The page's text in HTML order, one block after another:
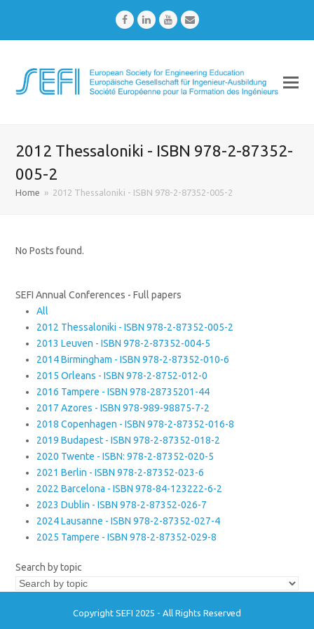
FacebookLinkedInYoutubeEmail
2012 Thessaloniki - ISBN 978-2-87352-
005-2
Home » 2012 Thessaloniki - ISBN 978-2-87352-005-2
No Posts found.
SEFI Annual Conferences - Full papers
All
2012 Thessaloniki - ISBN 978-2-87352-005-2
2013 Leuven - ISBN 978-2-87352-004-5
2014 Birmingham - ISBN 978-2-87352-010-6
2015 Orleans - ISBN 978-2-8752-012-0
2016 Tampere - ISBN 978-28735201-44
2017 Azores - ISBN 978-989-98875-7-2
2018 Copenhagen - ISBN 978-2-87352-016-8
2019 Budapest - ISBN 978-2-87352-018-2
2020 Twente - ISBN: 978-2-87352-020-5
2021 Berlin - ISBN 978-2-87352-023-6
2022 Barcelona - ISBN 978-84-123222-6-2
2023 Dublin - ISBN 978-2-87352-026-7
2024 Lausanne - ISBN 978-2-87352-027-4
2025 Tampere - ISBN 978-2-87352-029-8
Search by topic
Copyright SEFI 2025 - All Rights Reserved